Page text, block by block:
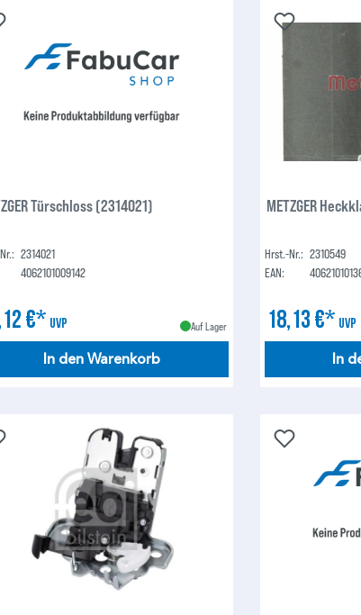
Türschloss (2314021)
2314021
4062101009142
€* UVP Auf Lager
In den Warenkorb
METZGER
Hrst.-Nr.: 2310549
EAN:
18,13 €* UVP
In